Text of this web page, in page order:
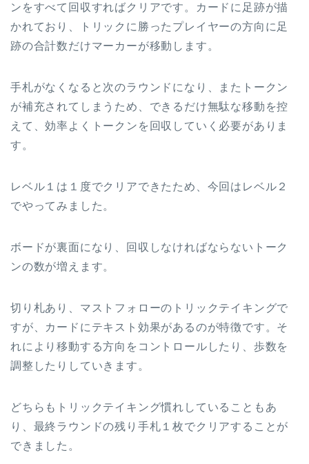
ンをすべて回収すればクリアです。カードに足跡が描
かれており、トリックに勝ったプレイヤーの方向に足
跡の合計数だけマーカーが移動します。
手札がなくなると次のラウンドになり、またトークン
が補充されてしまうため、できるだけ無駄な移動を控
えて、効率よくトークンを回収していく必要がありま
す。
レベル１は１度でクリアできたため、今回はレベル２
でやってみました。
ボードが裏面になり、回収しなければならないトーク
ンの数が増えます。
切り札あり、マストフォローのトリックテイキングで
すが、カードにテキスト効果があるのが特徴です。そ
れにより移動する方向をコントロールしたり、歩数を
調整したりしていきます。
どちらもトリックテイキング慣れしていることもあ
り、最終ラウンドの残り手札１枚でクリアすることが
できました。